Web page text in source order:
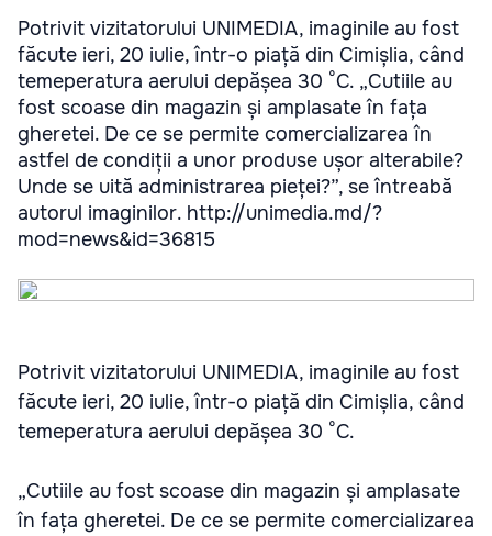
Potrivit vizitatorului UNIMEDIA, imaginile au fost
făcute ieri, 20 iulie, într-o piață din Cimișlia, când
temeperatura aerului depășea 30 °C. „Cutiile au
fost scoase din magazin și amplasate în fața
gheretei. De ce se permite comercializarea în
astfel de condiții a unor produse ușor alterabile?
Unde se uită administrarea pieței?”, se întreabă
autorul imaginilor. http://unimedia.md/?
mod=news&id=36815
Potrivit vizitatorului UNIMEDIA, imaginile au fost
făcute ieri, 20 iulie, într-o piață din Cimișlia, când
temeperatura aerului depășea 30 °C.
„Cutiile au fost scoase din magazin și amplasate
în fața gheretei. De ce se permite comercializarea